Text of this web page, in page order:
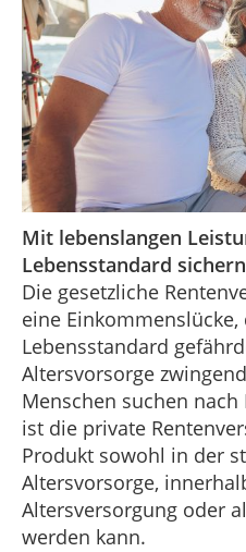
Mit lebenslangen
Lebensstandard sichern
Die gesetzliche
eine
Lebensstandard
Altersvorsorge
Menschen suchen
ist die private
Produkt sowohl in der
Altersvorsorge,
Altersversorgung oder
werden kann.